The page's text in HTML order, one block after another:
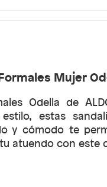
Mujer
Odella de
estas
y cómodo te
atuendo con este